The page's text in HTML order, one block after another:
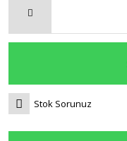
Stok Sorunuz